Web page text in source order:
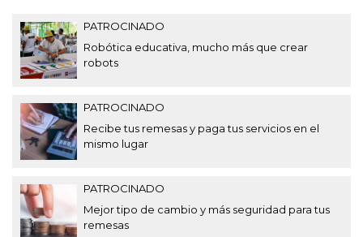
PATROCINADO
Robótica educativa, mucho más que crear
robots
PATROCINADO
Recibe tus remesas y paga tus servicios en el
mismo lugar
PATROCINADO
Mejor tipo de cambio y más seguridad para tus
remesas